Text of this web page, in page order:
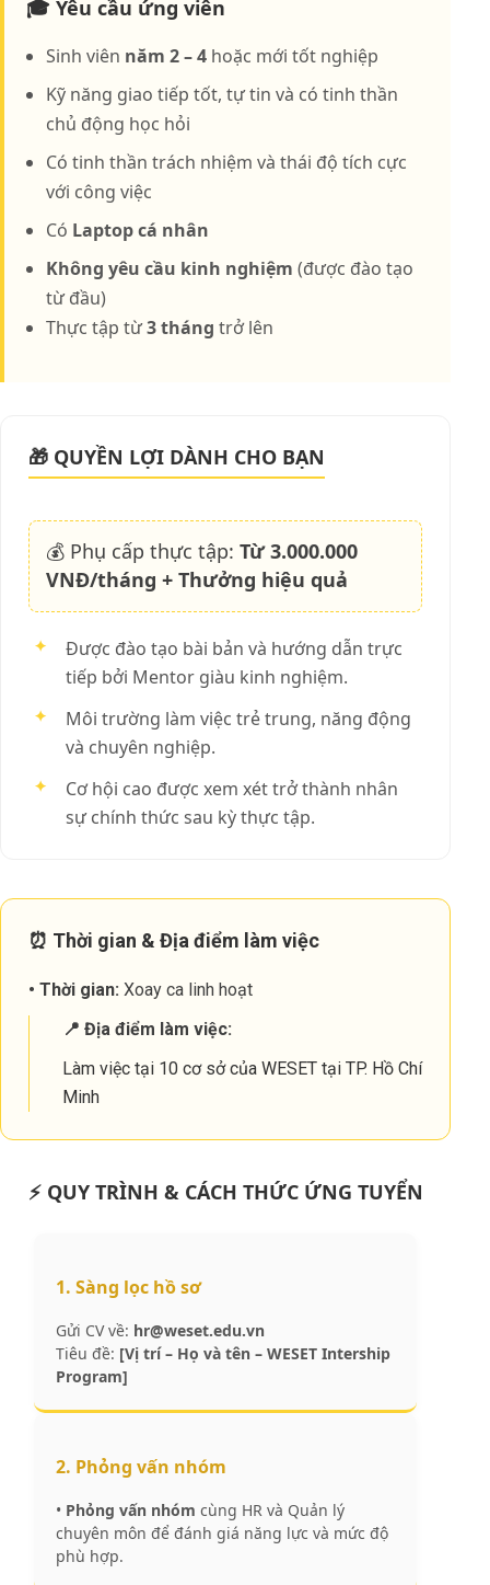
🎓 Yêu cầu ứng viên
Sinh viên năm 2 – 4 hoặc mới tốt nghiệp
Kỹ năng giao tiếp tốt, tự tin và có tinh thần
chủ động học hỏi
Có tinh thần trách nhiệm và thái độ tích cực
với công việc
Có Laptop cá nhân
Không yêu cầu kinh nghiệm (được đào tạo
từ đầu)
Thực tập từ3 tháng trở lên
🎁 QUYỀN LỢI DÀNH CHO BẠN
💰 Phụ cấp thực tập: Từ 3.000.000
VNĐ/tháng + Thưởng hiệu quả
✦
Được đào tạo bài bản và hướng dẫn trực
tiếp bởi Mentor giàu kinh nghiệm.
✦
Môi trường làm việc trẻ trung, năng động
và chuyên nghiệp.
✦
Cơ hội cao được xem xét trở thành nhân
sự chính thức sau kỳ thực tập.
⏰ Thời gian & Địa điểm làm việc
• Thời gian: Xoay ca linh hoạt
📍 Địa điểm làm việc:
Làm việc tại 10 cơ sở của WESET tại TP. Hồ Chí
Minh
⚡ QUY TRÌNH & CÁCH THỨC ỨNG TUYỂN
1. Sàng lọc hồ sơ
Gửi CV về: hr@weset.edu.vn
Tiêu đề: [Vị trí – Họ và tên – WESET Intership
Program]
2. Phỏng vấn nhóm
• Phỏng vấn nhóm cùng HR và Quản lý
chuyên môn để đánh giá năng lực và mức độ
phù hợp.